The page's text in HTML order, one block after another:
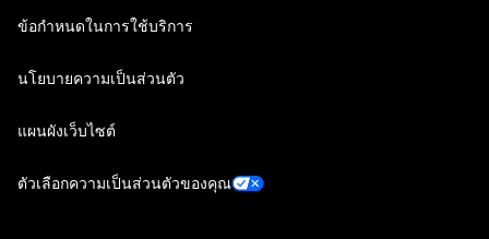
ข้อกำหนดในการใช้บริการ
นโยบายความเป็นส่วนตัว
แผนผังเว็บไซต์
ตัวเลือกความเป็นส่วนตัวของคุณ